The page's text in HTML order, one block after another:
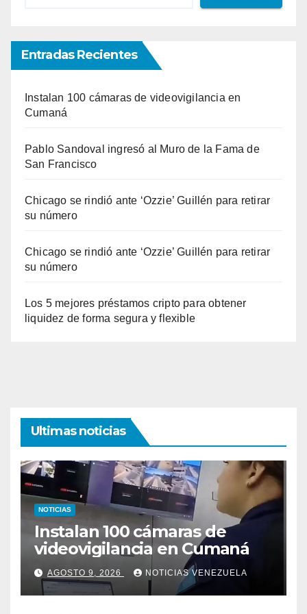
Entradas Recientes
Instalan 100 cámaras de videovigilancia en
Cumaná
Pablo Sandoval ingresó al Muro de la Fama de
San Francisco
Chicago se rindió ante ‘Ozzie’ Guillén para retirar
su número
Chicago se rindió ante ‘Ozzie’ Guillén para retirar
su número
Los 5 mejores préstamos cripto para obtener
liquidez de forma segura y flexible
Ultimas noticias
NOTICIAS
Instalan 100 cámaras de
videovigilancia en Cumaná
AGOSTO 9, 2026 NOTICIAS VENEZUELA